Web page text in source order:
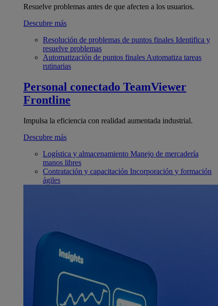
Resuelve problemas antes de que afecten a los usuarios.
Descubre más
Resolución de problemas de puntos finales Identifica y
resuelve problemas
Automatización de puntos finales Automatiza tareas
rutinarias
Personal conectado TeamViewer
Frontline
Impulsa la eficiencia con realidad aumentada industrial.
Descubre más
Logística y almacenamiento Manejo de mercadería
manos libres
Contratación y capacitación Incorporación y formación
ágiles